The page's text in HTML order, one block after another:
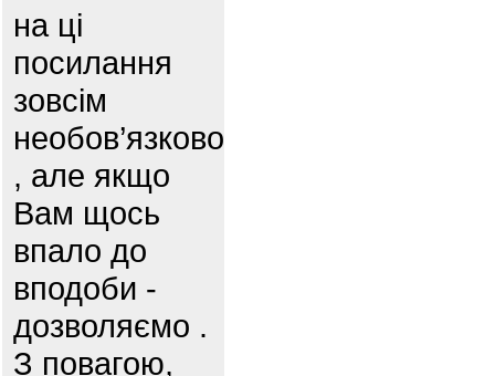
на ці
посилання
зовсім
необов’язково
, але якщо
Вам щось
впало до
вподоби -
дозволяємо .
З повагою,